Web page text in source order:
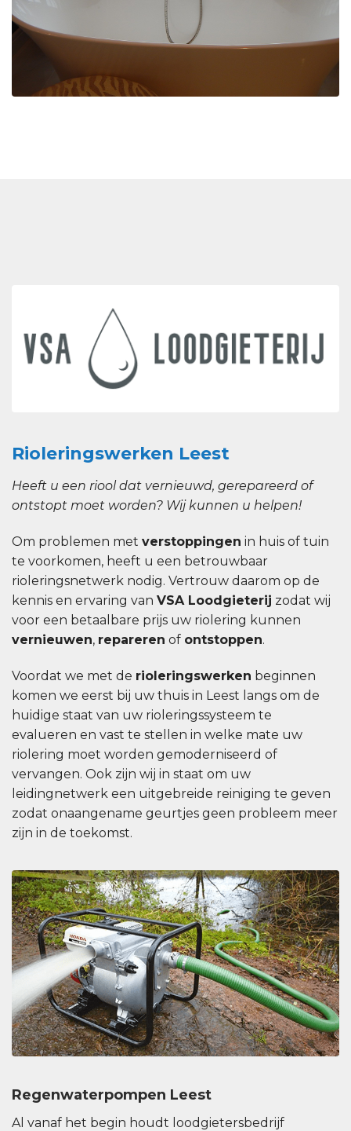
Rioleringswerken Leest
Heeft u een riool dat vernieuwd, gerepareerd of
ontstopt moet worden? Wij kunnen u helpen!
Om problemen met verstoppingen in huis of tuin
te voorkomen, heeft u een betrouwbaar
rioleringsnetwerk nodig. Vertrouw daarom op de
kennis en ervaring van VSA Loodgieterij zodat wij
voor een betaalbare prijs uw riolering kunnen
vernieuwen, repareren of ontstoppen.
Voordat we met de rioleringswerken beginnen
komen we eerst bij uw thuis in Leest langs om de
huidige staat van uw rioleringssysteem te
evalueren en vast te stellen in welke mate uw
riolering moet worden gemoderniseerd of
vervangen. Ook zijn wij in staat om uw
leidingnetwerk een uitgebreide reiniging te geven
zodat onaangename geurtjes geen probleem meer
zijn in de toekomst.
Regenwaterpompen Leest
Al vanaf het begin houdt loodgietersbedrijf